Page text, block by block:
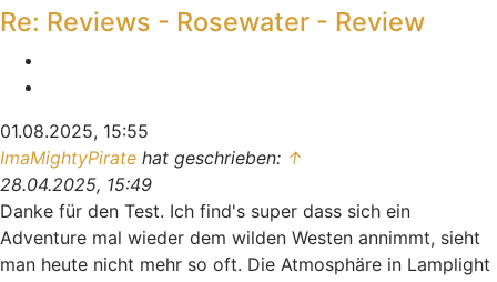
Re: Reviews - Rosewater - Review
01.08.2025, 15:55
ImaMightyPirate hat geschrieben: ↑
28.04.2025, 15:49
Danke für den Test. Ich find's super dass sich ein
Adventure mal wieder dem wilden Westen annimmt, sieht
man heute nicht mehr so oft. Die Atmosphäre in Lamplight